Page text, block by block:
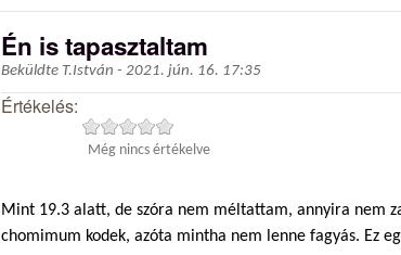
Én is tapasztaltam
Beküldte T.István - 2021. jún. 16. 17:35
Értékelés:
Még nincs értékelve
Mint 19.3 alatt, de szóra nem méltattam, annyira nem
chomimum kodek, azóta mintha nem lenne fagyás. Ez